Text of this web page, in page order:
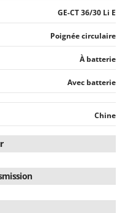
GE-CT 36/30 Li E
Poignée circulaire
À batterie
Avec batterie
Chine
À batterie